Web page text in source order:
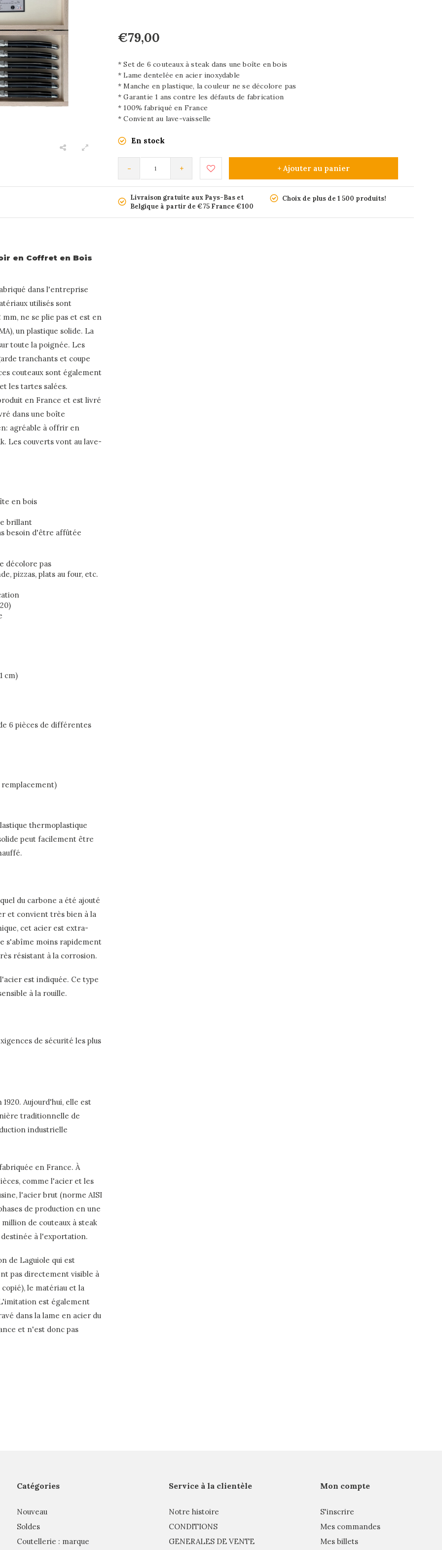
€79,00
* Set de 6 couteaux à steak dans une boîte en bois
* Lame dentelée en acier inoxydable
* Manche en plastique, la couleur ne se décolore pas
* Garantie 1 ans contre les défauts de fabrication
* 100% fabriqué en France
* Convient au lave-vaisselle
En stock
- + + Ajouter au panier
Livraison gratuite aux Pays-Bas et
Belgique à partir de €75 France €100
Choix de plus de 1 500 produits!
en Coffret en Bois
dans l'entreprise
utilisés sont
mm, ne se plie pas et est en
un plastique solide. La
toute la poignée. Les
tranchants et coupe
couteaux sont également
les tartes salées.
en France et est livré
dans une boîte
agréable à offrir en
Les couverts vont au lave-
en bois
brillant
besoin d'être affûtée
décolore pas
pizzas, plats au four, etc.
cm)
6 pièces de différentes
remplacement)
thermoplastique
peut facilement être
du carbone a été ajouté
et convient très bien à la
cet acier est extra-
s'abîme moins rapidement
résistant à la corrosion.
est indiquée. Ce type
à la rouille.
de sécurité les plus
Aujourd'hui, elle est
traditionnelle de
industrielle
en France. À
comme l'acier et les
l'acier brut (norme AISI
de production en une
de couteaux à steak
à l'exportation.
de Laguiole qui est
pas directement visible à
le matériau et la
est également
dans la lame en acier du
et n'est donc pas
Catégories
Nouveau
Soldes
Coutellerie : marque
Service à la clientèle
Notre histoire
CONDITIONS
GENERALES DE VENTE
Mon compte
S'inscrire
Mes commandes
Mes billets